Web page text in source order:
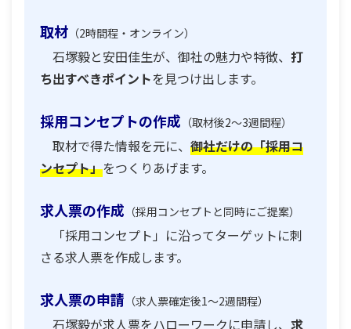
取材 （2時間程・オンライン）
石塚毅と安田佳生が、御社の魅力や特徴、 打
ち出すべきポイントを見つけ出します。
採用コンセプトの作成 （取材後2～3週間程）
取材で得た情報を元に、 御社だけの「採用コ
ンセプト」をつくりあげます。
求人票の作成 （採用コンセプトと同時にご提案）
「採用コンセプト」に沿ってターゲットに刺
さる求人票を作成します。
求人票の申請 （求人票確定後1～2週間程）
石塚毅が求人票をハローワークに申請し、 求